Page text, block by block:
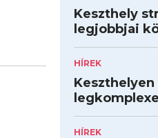
Keszthely
legjobbjai
HÍREK
HÍREK